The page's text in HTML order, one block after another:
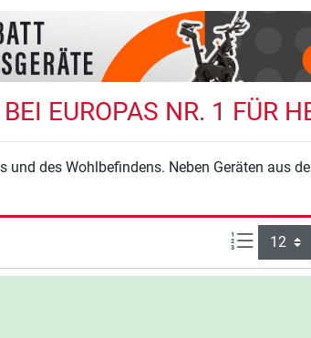
EUROPAS NR. 1 FÜR
des Wohlbefindens. Neben Geräten aus
Artikel